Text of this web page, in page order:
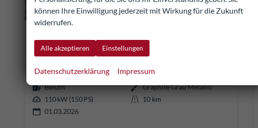
sofort lieferbar Fahrzeug mit Tageszulassung
253341
Automatik
Benzin
Graphite Grau Metallic
110 kW (150 PS)
10 km
01.03.2026
können Ihre Einwilligung jederzeit mit Wirkung für die Zukunft
widerrufen.
Alle akzeptieren Einstellungen
Datenschutzerklärung Impressum